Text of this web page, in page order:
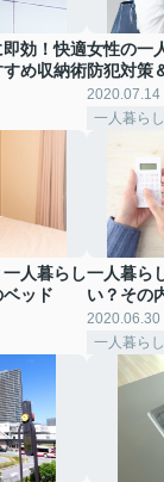
効！快適
め収納術
女性の一
防犯対策
2020.07.14
一人暮らし
人暮らし
ッド
一人暮ら
い？その
2020.06.30
一人暮らし